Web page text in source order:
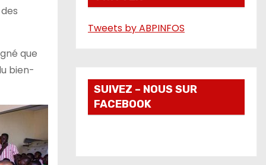
que
bien-
o
Tweets by ABPINFOS
SUIVEZ – NOUS SUR
FACEBOOK